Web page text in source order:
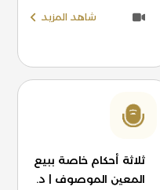
شاهد المزيد
ثلاثة أحكام خاصة ببيع
المعين الموصوف | د.